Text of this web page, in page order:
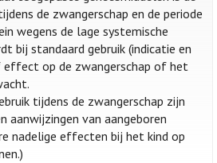
de zwangerschap en de periode
wegens de lage systemische
bij standaard gebruik (indicatie en
effect op de zwangerschap of het
tijdens de zwangerschap zijn
aanwijzingen van aangeboren
nadelige effecten bij het kind op